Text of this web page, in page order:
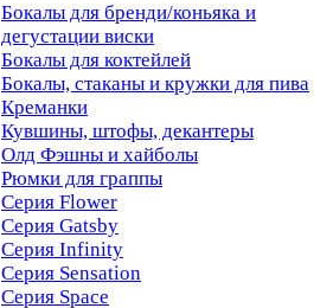
Бокалы для бренди/коньяка и
дегустации виски
Бокалы для коктейлей
Бокалы, стаканы и кружки для пива
Креманки
Кувшины, штофы, декантеры
Олд Фэшны и хайболы
Рюмки для граппы
Серия Flower
Серия Gatsby
Серия Infinity
Серия Sensation
Серия Space